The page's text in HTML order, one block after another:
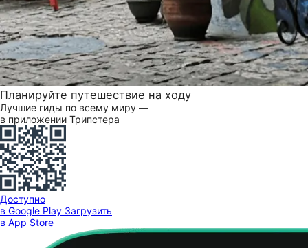
Планируйте путешествие на ходу
Лучшие гиды по всему миру —
в приложении Трипстера
Доступно
в Google Play Загрузить
в App Store